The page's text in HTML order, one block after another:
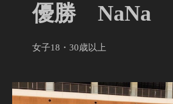
優勝 NaNa
女子18・30歳以上